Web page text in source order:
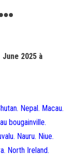
2025 à
Nepal. Macau.
bougainville.
Nauru. Niue.
North Ireland.